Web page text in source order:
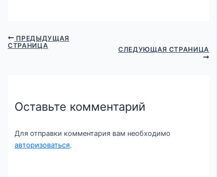
ПРЕДЫДУЩАЯ
СТРАНИЦА
СЛЕДУЮЩАЯ СТРАНИЦА
Оставьте комментарий
Для отправки комментария вам необходимо
авторизоваться.